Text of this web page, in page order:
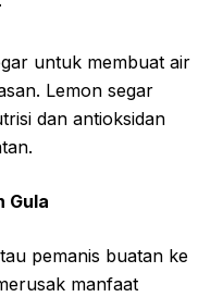
untuk membuat air
Lemon segar
dan antioksidan
Gula
pemanis buatan ke
manfaat